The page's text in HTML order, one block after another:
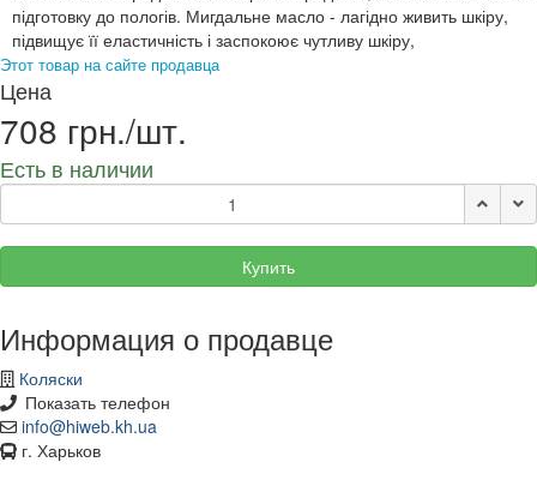
підготовку до пологів. Мигдальне масло - лагідно живить шкіру,
підвищує її еластичність і заспокоює чутливу шкіру,
Этот товар на сайте продавца
Цена
708 грн./шт.
Есть в наличии
Купить
Информация о продавце
Коляски
Показать телефон
info@hiweb.kh.ua
г. Харьков